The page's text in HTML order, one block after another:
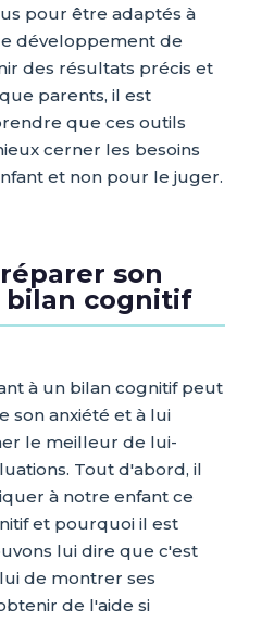
pour être adaptés à
développement de
des résultats précis et
parents, il est
que ces outils
cerner les besoins
et non pour le juger.
son
bilan cognitif
à un bilan cognitif peut
son anxiété et à lui
le meilleur de lui-
Tout d'abord, il
à notre enfant ce
et pourquoi il est
lui dire que c'est
de montrer ses
de l'aide si